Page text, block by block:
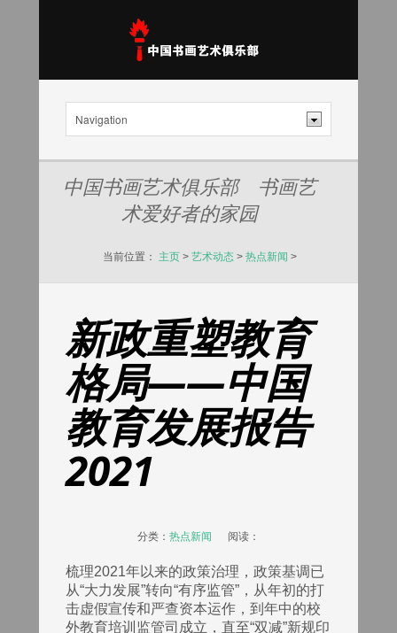
中国书画艺术俱乐部 书画艺
术爱好者的家园
当前位置： 主页 > 艺术动态 > 热点新闻 >
新政重塑教育
格局——中国
教育发展报告
2021
分类： 热点新闻 阅读：
梳理2021年以来的政策治理，政策基调已
从“大力发展”转向“有序监管”，从年初的打
击虚假宣传和严查资本运作，到年中的校
外教育培训监管司成立，直至“双减”新规印